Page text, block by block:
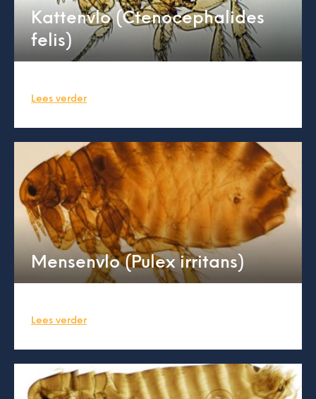
Kattenvlo (Ctenocephalides
felis)
Lees verder
Mensenvlo (Pulex irritans)
Lees verder